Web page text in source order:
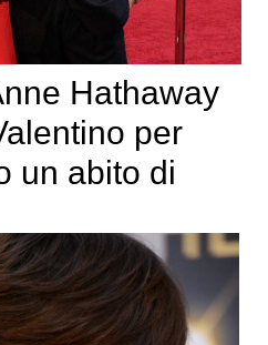
Hathaway
per
un abito di